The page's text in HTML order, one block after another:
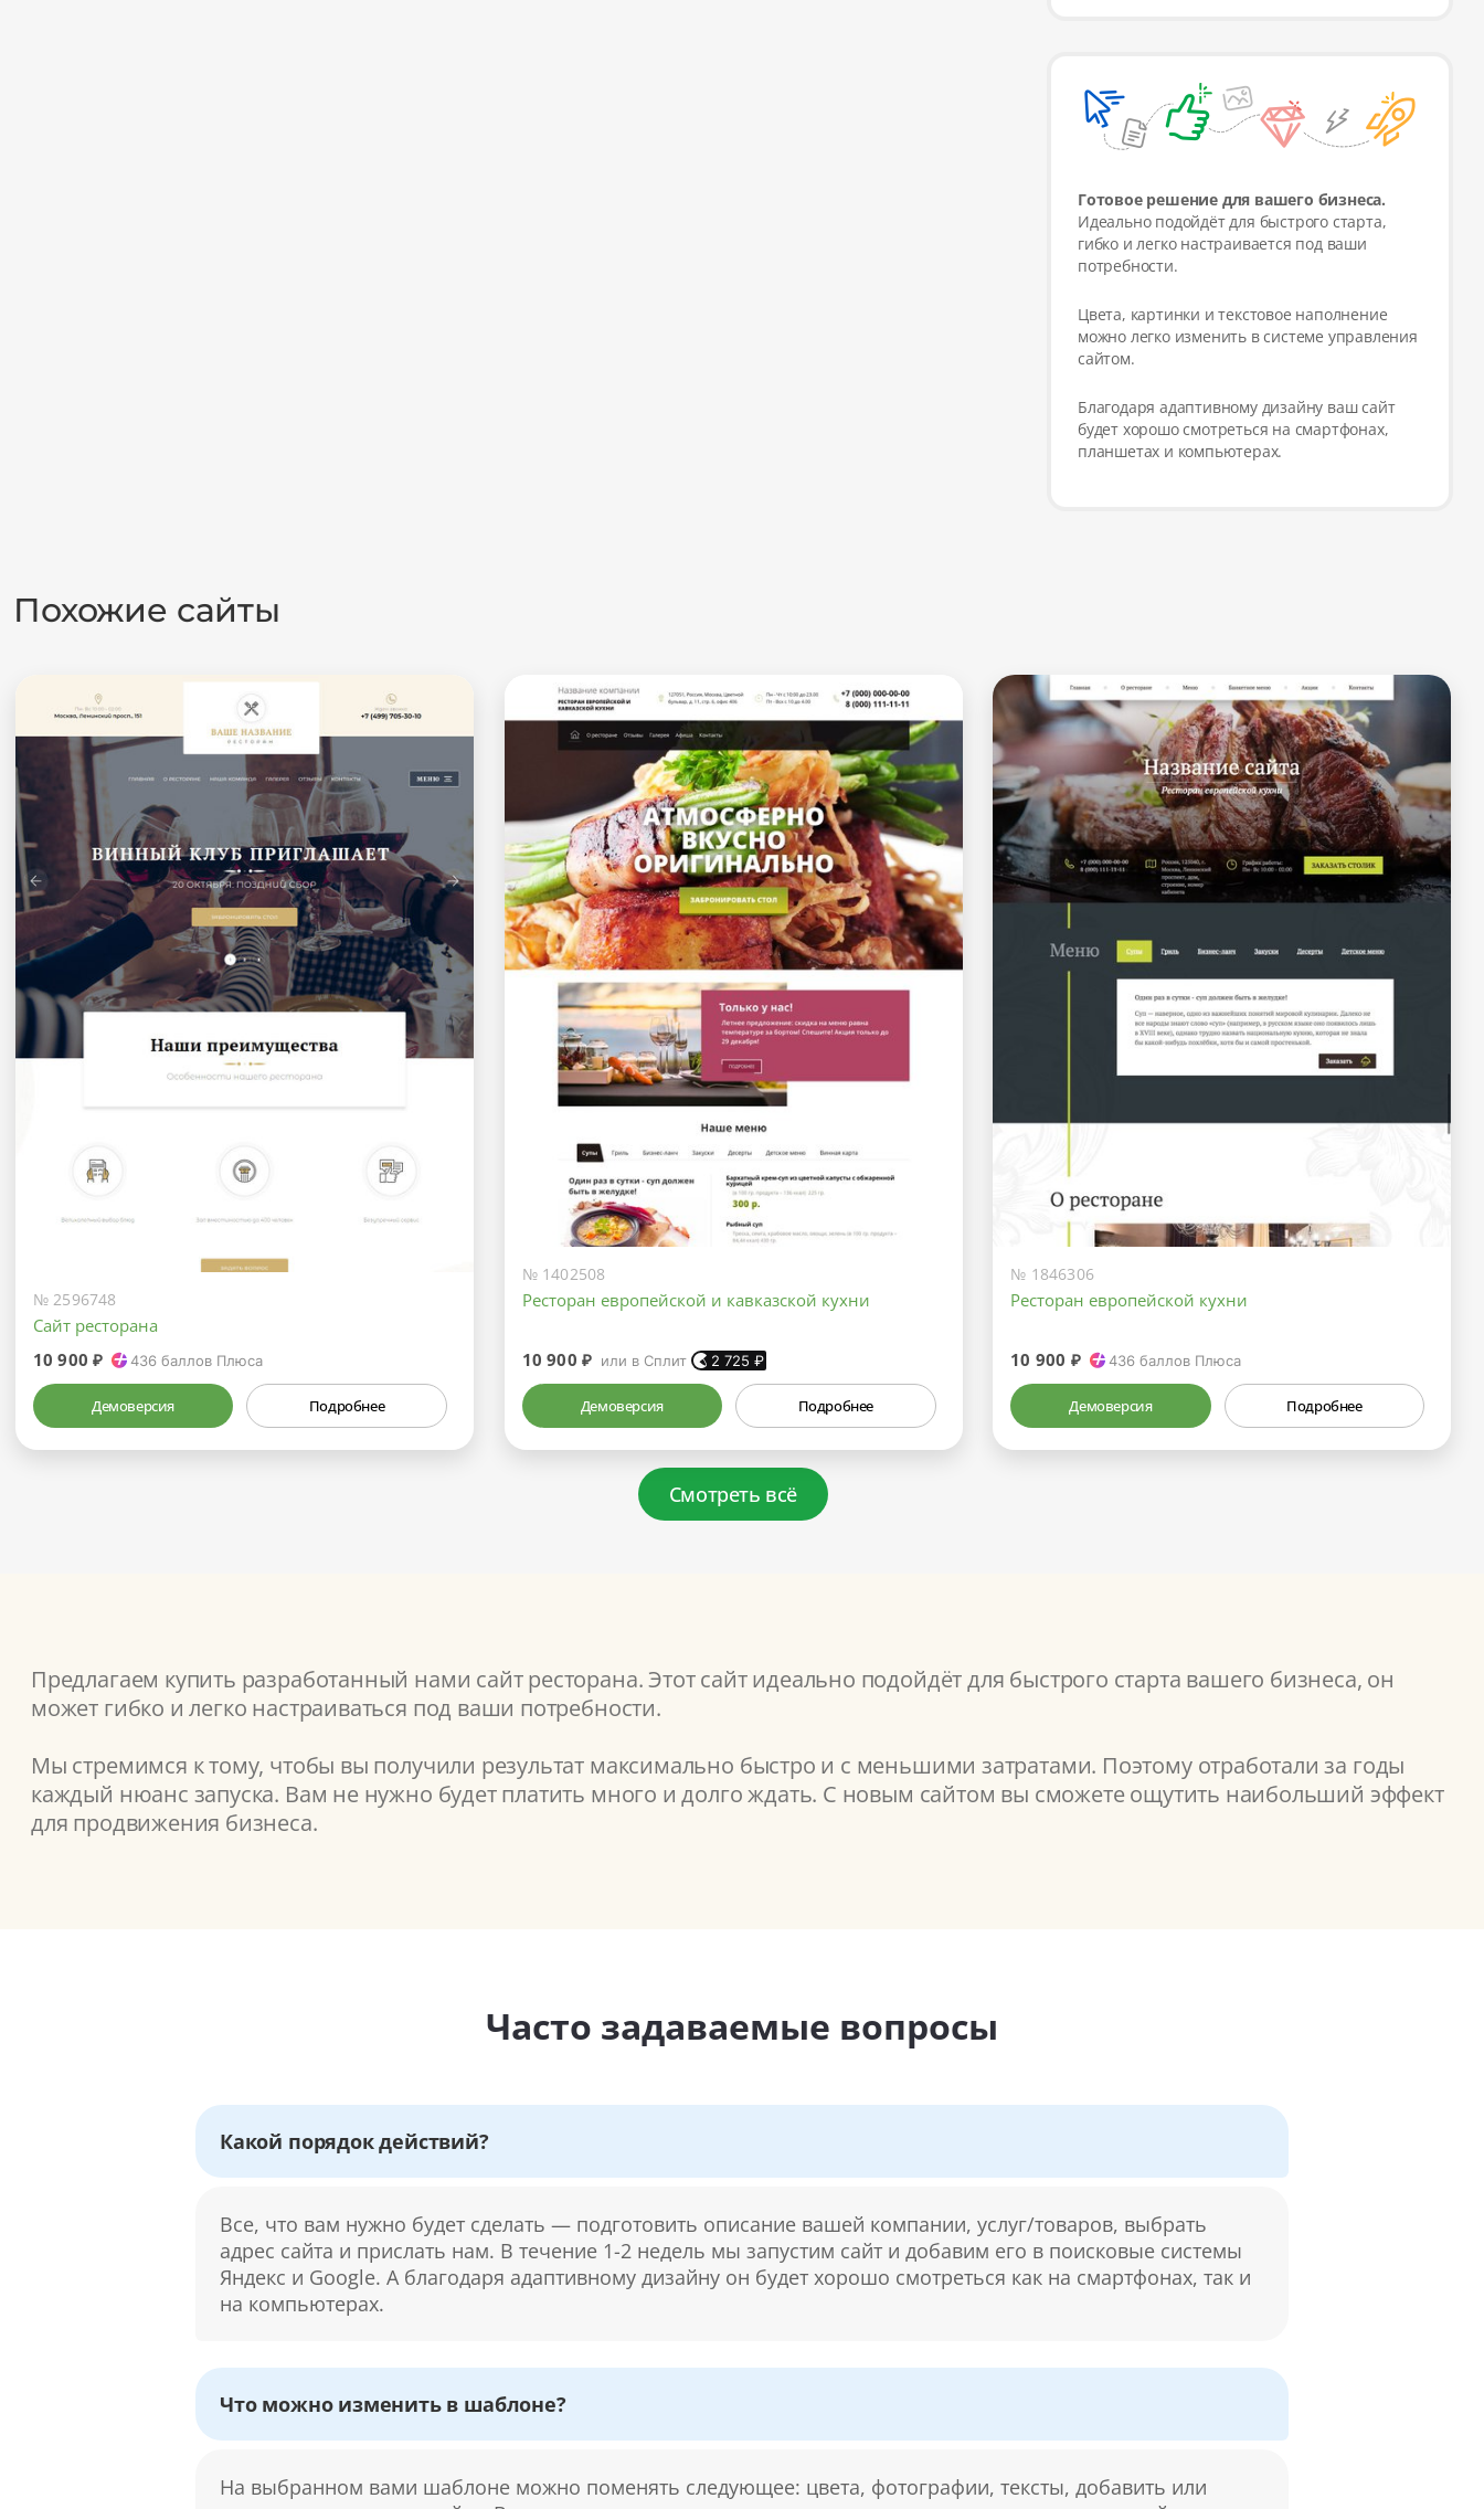
Готовое решение для вашего бизнеса.
Идеально подойдёт для быстрого старта,
гибко и легко настраивается под ваши
потребности.
Цвета, картинки и текстовое наполнение
можно легко изменить в системе управления
сайтом.
Благодаря адаптивному дизайну ваш сайт
будет хорошо смотреться на смартфонах,
планшетах и компьютерах.
Похожие сайты
№ 2596748
Сайт ресторана
10 900 ₽
436 баллов Плюса
Демоверсия Подробнее
№ 1402508
Ресторан европейской и кавказской кухни
10 900 ₽ или в Сплит 2 725 ₽
Демоверсия Подробнее
№ 1846306
Ресторан европейской кухни
10 900 ₽ 436баллов Плюса
Демоверсия Подробнее
Смотреть всё
Предлагаем купить разработанный нами сайт ресторана. Этот сайт идеально подойдёт для быстрого старта вашего бизнеса, он
может гибко и легко настраиваться под ваши потребности.
Мы стремимся к тому, чтобы вы получили результат максимально быстро и с меньшими затратами. Поэтому отработали за годы
каждый нюанс запуска. Вам не нужно будет платить много и долго ждать. С новым сайтом вы сможете ощутить наибольший эффект
для продвижения бизнеса.
Часто задаваемые вопросы
Какой порядок действий?
Все, что вам нужно будет сделать — подготовить описание вашей компании, услуг/товаров, выбрать
адрес сайта и прислать нам. В течение 1-2 недель мы запустим сайт и добавим его в поисковые системы
Яндекс и Google. А благодаря адаптивному дизайну он будет хорошо смотреться как на смартфонах, так и
на компьютерах.
Что можно изменить в шаблоне?
На выбранном вами шаблоне можно поменять следующее: цвета, фотографии, тексты, добавить или